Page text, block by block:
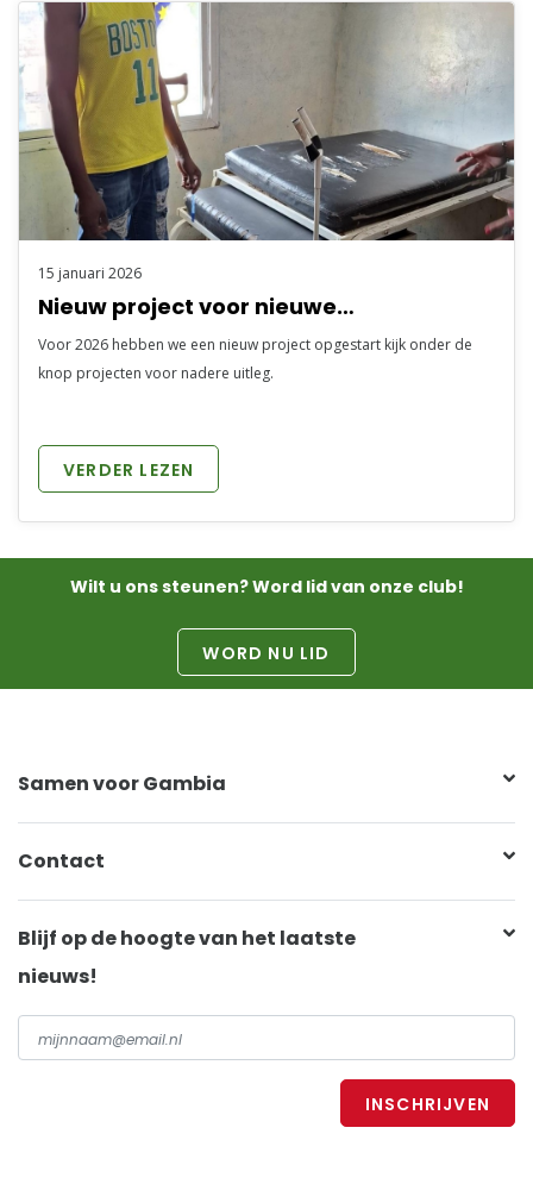
15 januari 2026
Nieuw project voor nieuwe
bevallingsbedden in Gambia
Voor 2026 hebben we een nieuw project opgestart kijk onder de
knop projecten voor nadere uitleg.
VERDER LEZEN
Wilt u ons steunen? Word lid van onze club!
WORD NU LID
Samen voor Gambia
Contact
Blijf op de hoogte van het laatste
nieuws!
INSCHRIJVEN